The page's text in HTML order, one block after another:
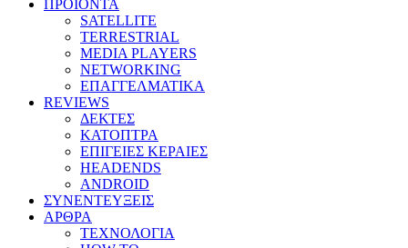
ΠΡΟΙΟΝΤΑ
SATELLITE
TERRESTRIAL
MEDIA PLAYERS
NETWORKING
ΕΠΑΓΓΕΛΜΑΤΙΚΑ
REVIEWS
ΔΕΚΤΕΣ
ΚΑΤΟΠΤΡΑ
ΕΠΙΓΕΙΕΣ ΚΕΡΑΙΕΣ
HEADENDS
ANDROID
ΣΥΝΕΝΤΕΥΞΕΙΣ
ΑΡΘΡΑ
ΤΕΧΝΟΛΟΓΙΑ